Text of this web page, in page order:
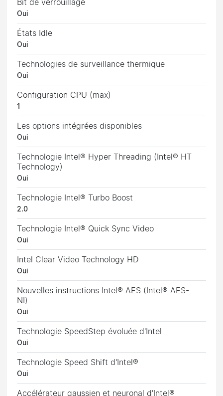
Bit de verrouillage
Oui
États Idle
Oui
Technologies de surveillance thermique
Oui
Configuration CPU (max)
1
Les options intégrées disponibles
Oui
Technologie Intel® Hyper Threading (Intel® HT
Technology)
Oui
Technologie Intel® Turbo Boost
2.0
Technologie Intel® Quick Sync Video
Oui
Intel Clear Video Technology HD
Oui
Nouvelles instructions Intel® AES (Intel® AES-
NI)
Oui
Technologie SpeedStep évoluée d'Intel
Oui
Technologie Speed Shift d'Intel®
Oui
Accélérateur gaussien et neuronal d'Intel®